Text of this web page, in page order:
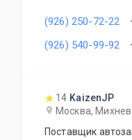
прочего.
на всю
система скидок
(926) 250-72-22
(926) 540-99-92
14 KaizenJP
Москва,
Поставщик